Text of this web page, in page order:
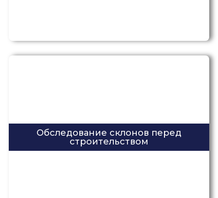
Обследование склонов перед
строительством